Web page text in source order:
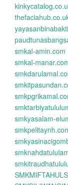
smkal-amin.com
smkal-
smkyasalam-